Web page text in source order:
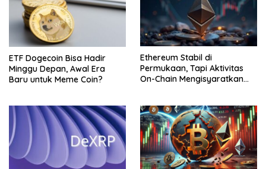
ETF Dogecoin Bisa Hadir
Minggu Depan, Awal Era
Baru untuk Meme Coin?
Ethereum Stabil di
Permukaan, Tapi Aktivitas
On-Chain Mengisyaratkan